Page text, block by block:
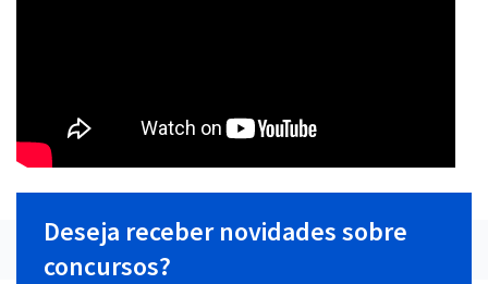
Deseja receber novidades sobre
concursos?